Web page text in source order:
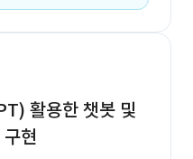
활용한 챗봇 및
현